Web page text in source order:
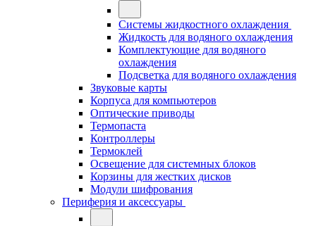
Системы жидкостного охлаждения
Жидкость для водяного охлаждения
Комплектующие для водяного
охлаждения
Подсветка для водяного охлаждения
Звуковые карты
Корпуса для компьютеров
Оптические приводы
Термопаста
Контроллеры
Термоклей
Освещение для системных блоков
Корзины для жестких дисков
Модули шифрования
Периферия и аксессуары